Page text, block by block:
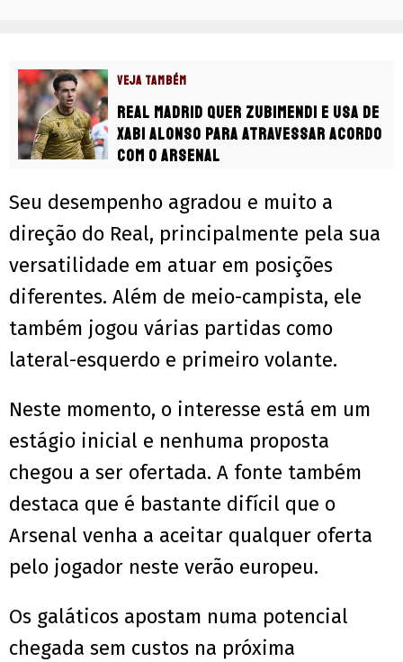
VEJA TAMBÉM
Real Madrid quer Zubimendi e usa de
Xabi Alonso para atravessar acordo
com o Arsenal
Seu desempenho agradou e muito a
direção do Real, principalmente pela sua
versatilidade em atuar em posições
diferentes. Além de meio-campista, ele
também jogou várias partidas como
lateral-esquerdo e primeiro volante.
Neste momento, o interesse está em um
estágio inicial e nenhuma proposta
chegou a ser ofertada. A fonte também
destaca que é bastante difícil que o
Arsenal venha a aceitar qualquer oferta
pelo jogador neste verão europeu.
Os galáticos apostam numa potencial
chegada sem custos na próxima